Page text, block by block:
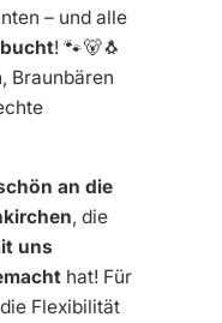
– und alle
! 🐾🐻🐧
Braunbären
an die
, die
uns
hat! Für
Flexibilität